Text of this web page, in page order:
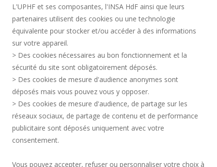
CONTRATACIÓN PÚBLICA
INFORMACIÓN LEGAL
SALA DE PRENSA
CONTRATACIÓN
MAPA DEL SITIO
DATOS PERSONALES
ACCESIBILIDAD
GESTIÓN DE COOKIES
L'UPHF et ses composantes, l'INSA HdF ainsi que leurs
partenaires utilisent des cookies ou une technologie
équivalente pour stocker et/ou accéder à des informations
sur votre appareil.
> Des cookies nécessaires au bon fonctionnement et la
sécurité du site sont obligatoirement déposés.
> Des cookies de mesure d'audience anonymes sont
déposés mais vous pouvez vous y opposer.
> Des cookies de mesure d'audience, de partage sur les
réseaux sociaux, de partage de contenu et de performance
publicitaire sont déposés uniquement avec votre
consentement.
Vous pouvez accepter, refuser ou personnaliser votre choix à